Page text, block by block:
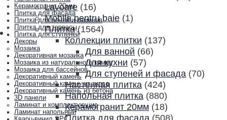
Керамогранит 20мм
Плитка для фасада
Плитка для печей и каминов
Плитка для террасы
Плитка для ступеней
Декоры
Мозаика
Декоративная мозаика
Мозаика из натурального камня
Мозаика для бассейнов
Декоративный камень
Декоративный камень из гипса
Декоративный камень из бетона
3D панели
Ламинат и комплектующие
Ламинат напольный
Lavoare (16)
Mobila pentru baie (1)
Плитка (1564)
Коллекции плитки (137)
Для ванной (66)
Для кухни (57)
Для ступеней и фасада (70)
Настенная плитка (424)
Напольная плитка (880)
Керамогранит 20мм (18)
Плитка для фасада (508)